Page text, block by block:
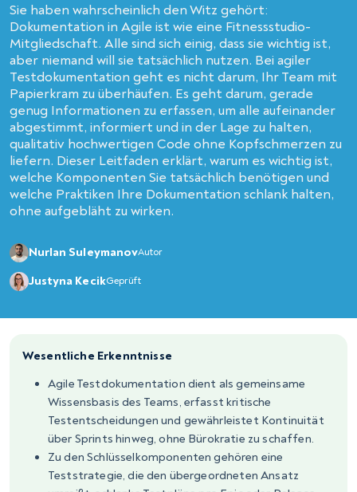
Sie haben wahrscheinlich den Witz gehört:
Dokumentation in Agile ist wie eine Fitnessstudio-
Mitgliedschaft. Alle sind sich einig, dass sie wichtig ist,
aber niemand will sie tatsächlich nutzen. Bei agiler
Testdokumentation geht es nicht darum, Ihr Team mit
Papierkram zu überhäufen. Es geht darum, gerade
genug Informationen zu erfassen, um alle aufeinander
abgestimmt, informiert und in der Lage zu halten,
qualitativ hochwertigen Code ohne Kopfschmerzen zu
liefern. Dieser Leitfaden erklärt, warum es wichtig ist,
welche Komponenten Sie tatsächlich benötigen und
welche Praktiken Ihre Dokumentation schlank halten,
ohne aufgebläht zu wirken.
Nurlan SuleymanovAutor
Justyna KecikGeprüft
Wesentliche Erkenntnisse
Agile Testdokumentation dient als gemeinsame
Wissensbasis des Teams, erfasst kritische
Testentscheidungen und gewährleistet Kontinuität
über Sprints hinweg, ohne Bürokratie zu schaffen.
Zu den Schlüsselkomponenten gehören eine
Teststrategie, die den übergeordneten Ansatz